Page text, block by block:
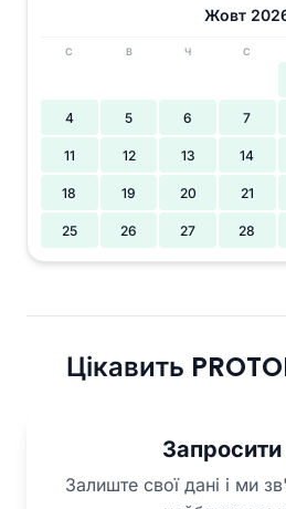
Жовт
С В Ч С
4 5 6 7
11 12 13 14
18 19 20 21
25 26 27 28
Цікавить
Запросити
Залиште свої дані і ми